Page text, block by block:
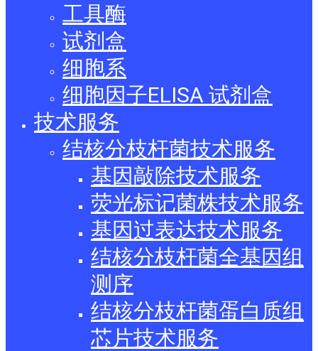
工具酶
试剂盒
细胞系
细胞因子ELISA 试剂盒
技术服务
结核分枝杆菌技术服务
基因敲除技术服务
荧光标记菌株技术服务
基因过表达技术服务
结核分枝杆菌全基因组
测序
结核分枝杆菌蛋白质组
芯片技术服务